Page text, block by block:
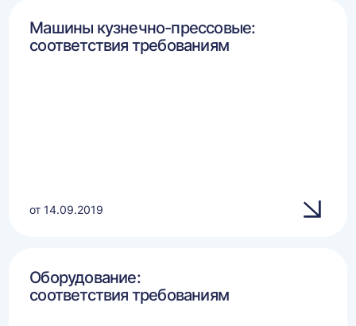
Машины кузнечно-прессовые:
соответствия требованиям
от 14.09.2019
Оборудование:
соответствия требованиям